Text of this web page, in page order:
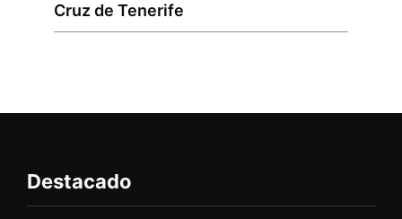
Cruz de Tenerife
Destacado